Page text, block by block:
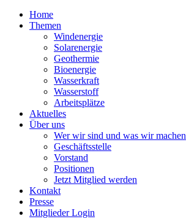
Home
Themen
Windenergie
Solarenergie
Geothermie
Bioenergie
Wasserkraft
Wasserstoff
Arbeitsplätze
Aktuelles
Über uns
Wer wir sind und was wir machen
Geschäftsstelle
Vorstand
Positionen
Jetzt Mitglied werden
Kontakt
Presse
Mitglieder Login